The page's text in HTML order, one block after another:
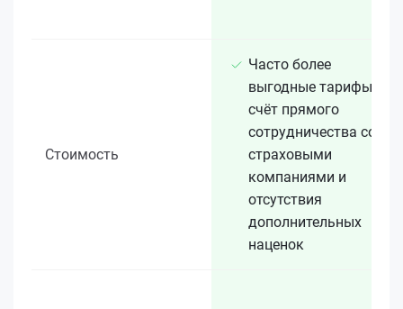
Стоимость
Часто более
выгодные тарифы за
счёт прямого
сотрудничества со
страховыми
компаниями и
отсутствия
дополнительных
наценок